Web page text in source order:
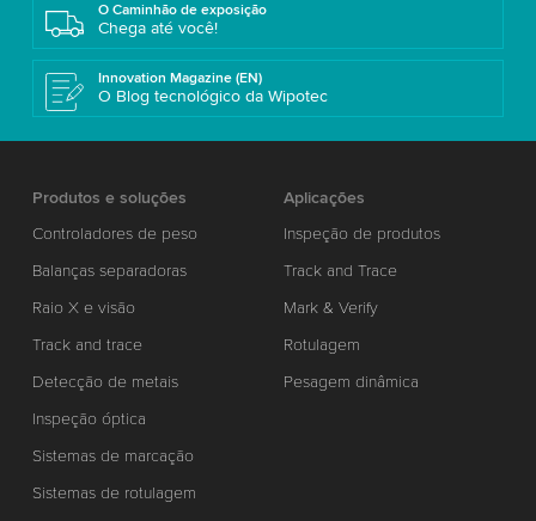
O Caminhão de exposição
Chega até você!
Innovation Magazine (EN)
O Blog tecnológico da Wipotec
Produtos e soluções
Controladores de peso
Balanças separadoras
Raio X e visão
Track and trace
Detecção de metais
Inspeção óptica
Sistemas de marcação
Sistemas de rotulagem
Aplicações
Inspeção de produtos
Track and Trace
Mark & Verify
Rotulagem
Pesagem dinâmica